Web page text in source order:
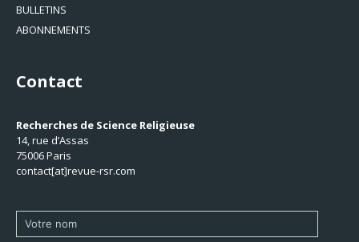
BULLETINS
ABONNEMENTS
Contact
Recherches de Science Religieuse
14, rue d’Assas
75006 Paris
contact[at]revue-rsr.com